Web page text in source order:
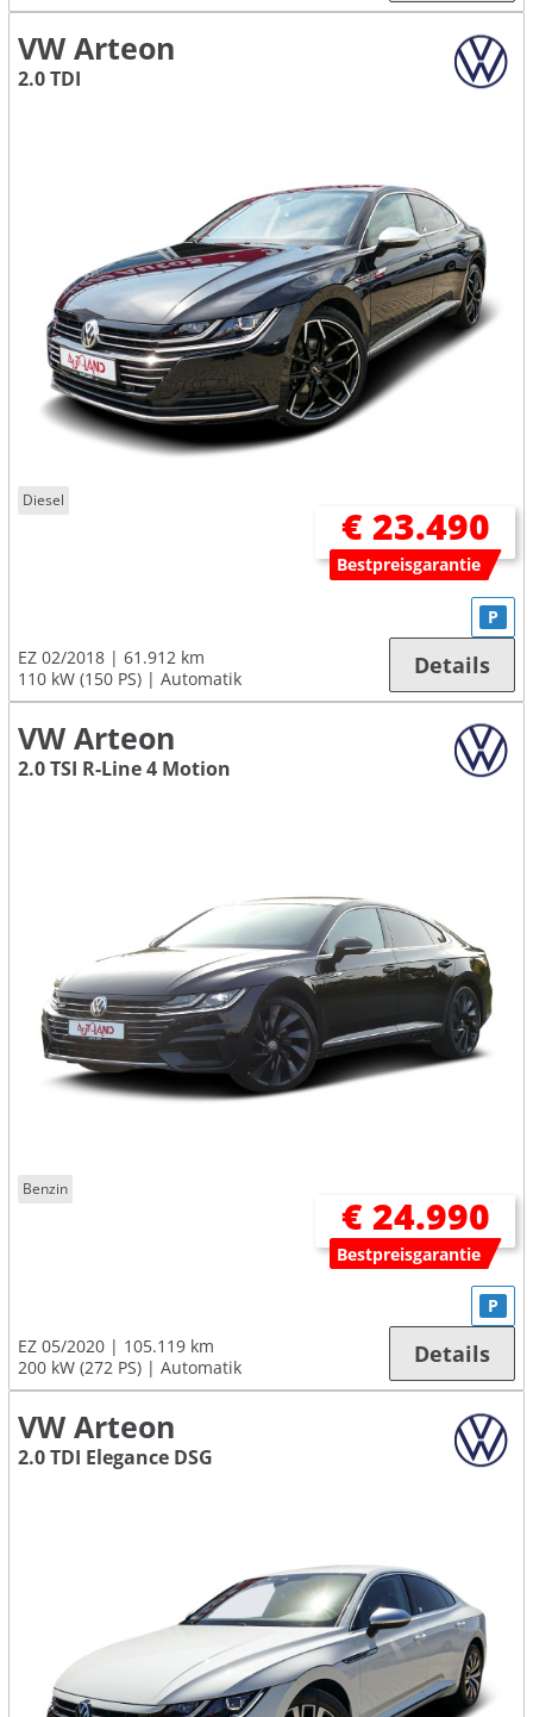
VW Arteon
2.0 TDI
Diesel
€ 23.490
Bestpreisgarantie
EZ 02/2018
61.912 km
110 kW (150 PS)
Automatik
P
Details
VW Arteon
2.0 TSI R-Line 4 Motion
Benzin
€ 24.990
Bestpreisgarantie
EZ 05/2020
105.119 km
200 kW (272 PS)
Automatik
P
Details
VW Arteon
2.0 TDI Elegance DSG